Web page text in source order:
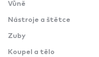
Vůně
Nástroje a štětce
Zuby
Koupel a tělo